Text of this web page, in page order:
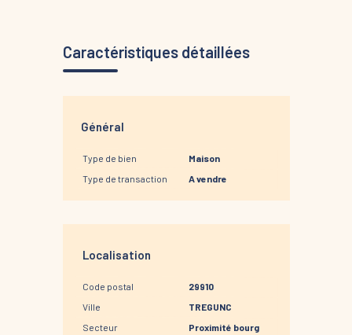
Caractéristiques détaillées
Général
Type de bien
Maison
Type de transaction
A vendre
Localisation
Code postal
29910
Ville
TREGUNC
Secteur
Proximité bourg